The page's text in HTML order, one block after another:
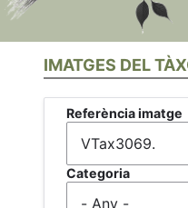
IMATGES DEL
Referència imatge
Categoria